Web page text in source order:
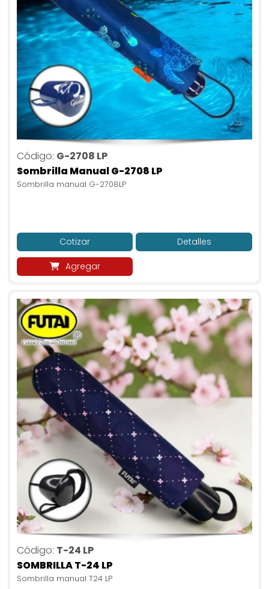
Código: G-2708 LP
Sombrilla Manual G-2708 LP
Sombrilla manual G-2708LP
Cotizar Detalles
Agregar
Código: T-24 LP
SOMBRILLA T-24 LP
Sombrilla manual T24 LP